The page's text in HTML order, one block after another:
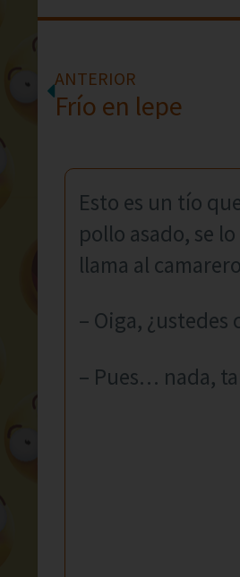
ANTERIOR
Frío en lepe
Esto es un tío
pollo asado, se
llama al
– Oiga,
– Pues… nada,